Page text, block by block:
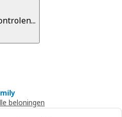
beloningen